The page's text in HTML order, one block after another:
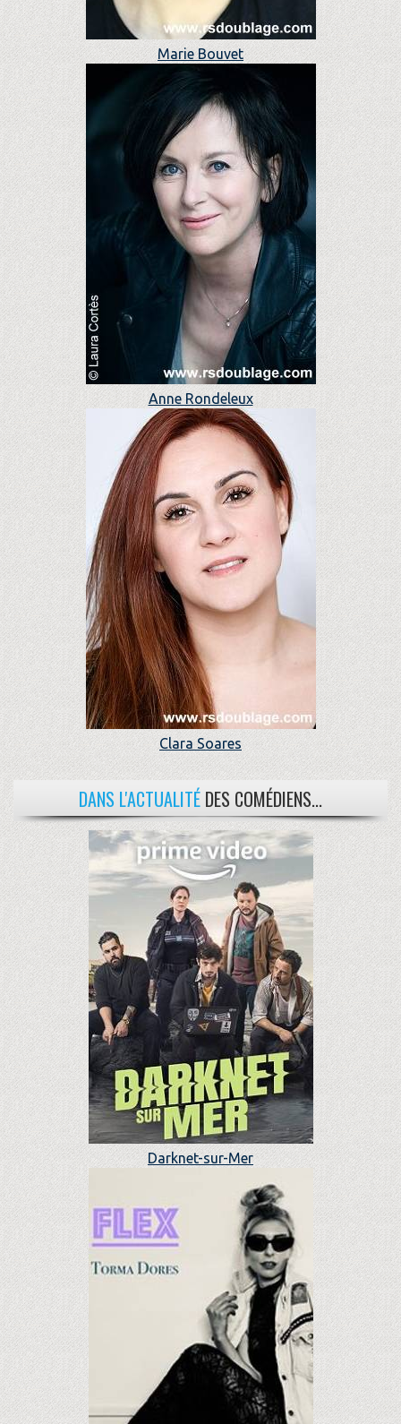
Marie Bouvet
Anne Rondeleux
Clara Soares
DANS L'ACTUALITÉ DES COMÉDIENS...
Darknet-sur-Mer